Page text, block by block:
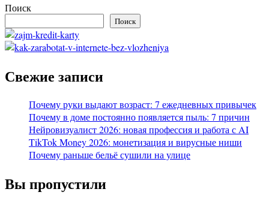
Поиск
Поиск
Свежие записи
Почему руки выдают возраст: 7 ежедневных привычек
Почему в доме постоянно появляется пыль: 7 причин
Нейровизуалист 2026: новая профессия и работа с AI
TikTok Money 2026: монетизация и вирусные ниши
Почему раньше бельё сушили на улице
Вы пропустили